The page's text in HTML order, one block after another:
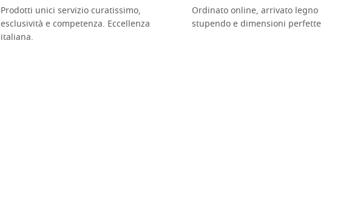
Prodotti unici servizio curatissimo,
esclusività e competenza. Eccellenza
italiana.
Ordinato online, arrivato legno
stupendo e dimensioni perfette